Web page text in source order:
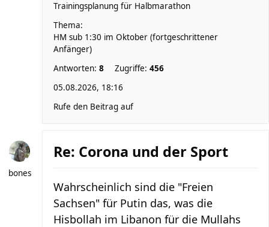
Trainingsplanung für Halbmarathon
Thema:
HM sub 1:30 im Oktober (fortgeschrittener
Anfänger)
Antworten: 8 Zugriffe: 456
05.08.2026, 18:16
Rufe den Beitrag auf
bones
Re: Corona und der Sport
Wahrscheinlich sind die "Freien
Sachsen" für Putin das, was die
Hisbollah im Libanon für die Mullahs